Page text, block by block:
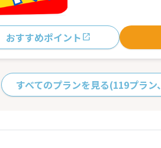
おすすめポイント
すべてのプランを見る(119プラン